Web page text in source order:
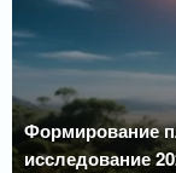
Формирование
исследование